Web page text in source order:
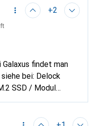
+2
findet man
siehe bei: Delock
SSD / Modul